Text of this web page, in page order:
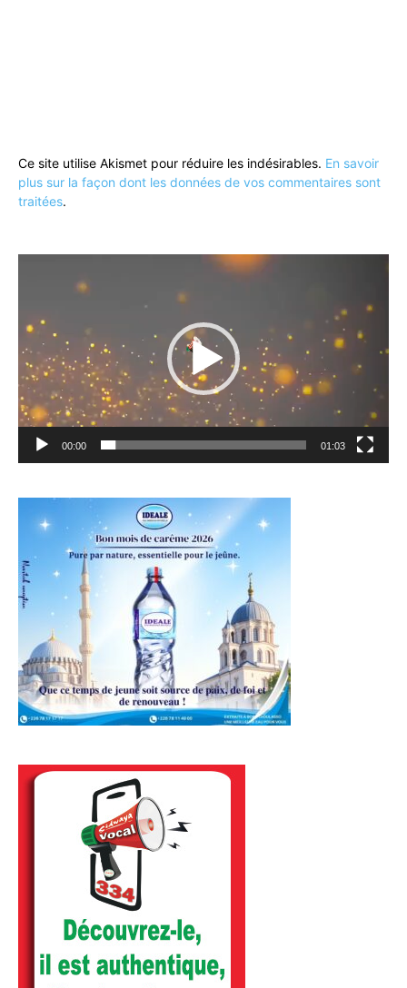
Ce site utilise Akismet pour réduire les indésirables. En savoir
plus sur la façon dont les données de vos commentaires sont
traitées.
00:00 01:03